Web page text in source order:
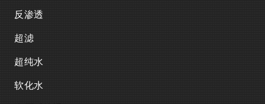
反渗透
超滤
超纯水
软化水